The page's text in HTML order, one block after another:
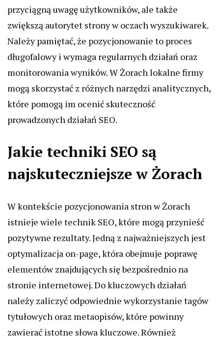
przyciągną uwagę użytkowników, ale także
zwiększą autorytet strony w oczach wyszukiwarek.
Należy pamiętać, że pozycjonowanie to proces
długofalowy i wymaga regularnych działań oraz
monitorowania wyników. W Żorach lokalne firmy
mogą skorzystać z różnych narzędzi analitycznych,
które pomogą im ocenić skuteczność
prowadzonych działań SEO.
Jakie techniki SEO są
najskuteczniejsze w Żorach
W kontekście pozycjonowania stron w Żorach
istnieje wiele technik SEO, które mogą przynieść
pozytywne rezultaty. Jedną z najważniejszych jest
optymalizacja on-page, która obejmuje poprawę
elementów znajdujących się bezpośrednio na
stronie internetowej. Do kluczowych działań
należy zaliczyć odpowiednie wykorzystanie tagów
tytułowych oraz metaopisów, które powinny
zawierać istotne słowa kluczowe. Również